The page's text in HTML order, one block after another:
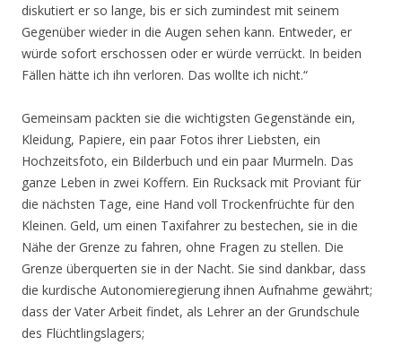
diskutiert er so lange, bis er sich zumindest mit seinem
Gegenüber wieder in die Augen sehen kann. Entweder, er
würde sofort erschossen oder er würde verrückt. In beiden
Fällen hätte ich ihn verloren. Das wollte ich nicht.“
Gemeinsam packten sie die wichtigsten Gegenstände ein,
Kleidung, Papiere, ein paar Fotos ihrer Liebsten, ein
Hochzeitsfoto, ein Bilderbuch und ein paar Murmeln. Das
ganze Leben in zwei Koffern. Ein Rucksack mit Proviant für
die nächsten Tage, eine Hand voll Trockenfrüchte für den
Kleinen. Geld, um einen Taxifahrer zu bestechen, sie in die
Nähe der Grenze zu fahren, ohne Fragen zu stellen. Die
Grenze überquerten sie in der Nacht. Sie sind dankbar, dass
die kurdische Autonomieregierung ihnen Aufnahme gewährt;
dass der Vater Arbeit findet, als Lehrer an der Grundschule
des Flüchtlingslagers;